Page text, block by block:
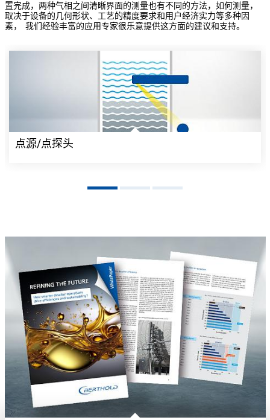
置完成，两种气相之间清晰界面的测量也有不同的方法，如何测量，
取决于设备的几何形状、工艺的精度要求和用户经济实力等多种因
素， 我们经验丰富的应用专家很乐意提供这方面的建议和支持。
点源/点探头